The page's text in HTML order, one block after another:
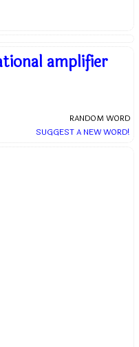
amplifier
RANDOM WORD
SUGGEST A NEW WORD!